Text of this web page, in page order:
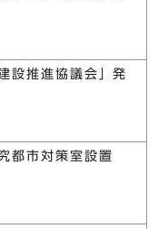
設推進協議会」発
都市対策室設置